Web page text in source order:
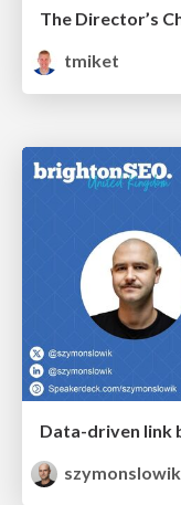
tmiket
szymonslowik